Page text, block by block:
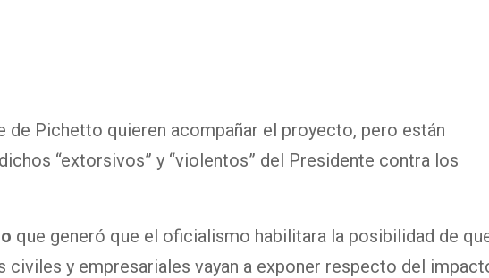
de Pichetto quieren acompañar el proyecto, pero están
“extorsivos” y “violentos” del Presidente contra los
que generó que el oficialismo habilitara la posibilidad de
civiles y empresariales vayan a exponer respecto del